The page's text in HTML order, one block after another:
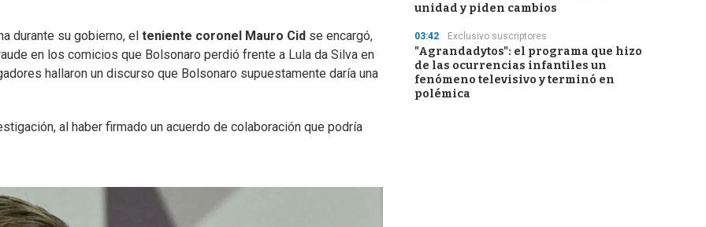
durante su gobierno, el teniente coronel Mauro Cid se encargó,
en los comicios que Bolsonaro perdió frente a Lula da Silva en
hallaron un discurso que Bolsonaro supuestamente daría una
al haber firmado un acuerdo de colaboración que podría
unidad y piden cambios
03:42 Exclusivo suscriptores
"Agrandadytos": el programa que hizo
de las ocurrencias infantiles un
fenómeno televisivo y terminó en
polémica